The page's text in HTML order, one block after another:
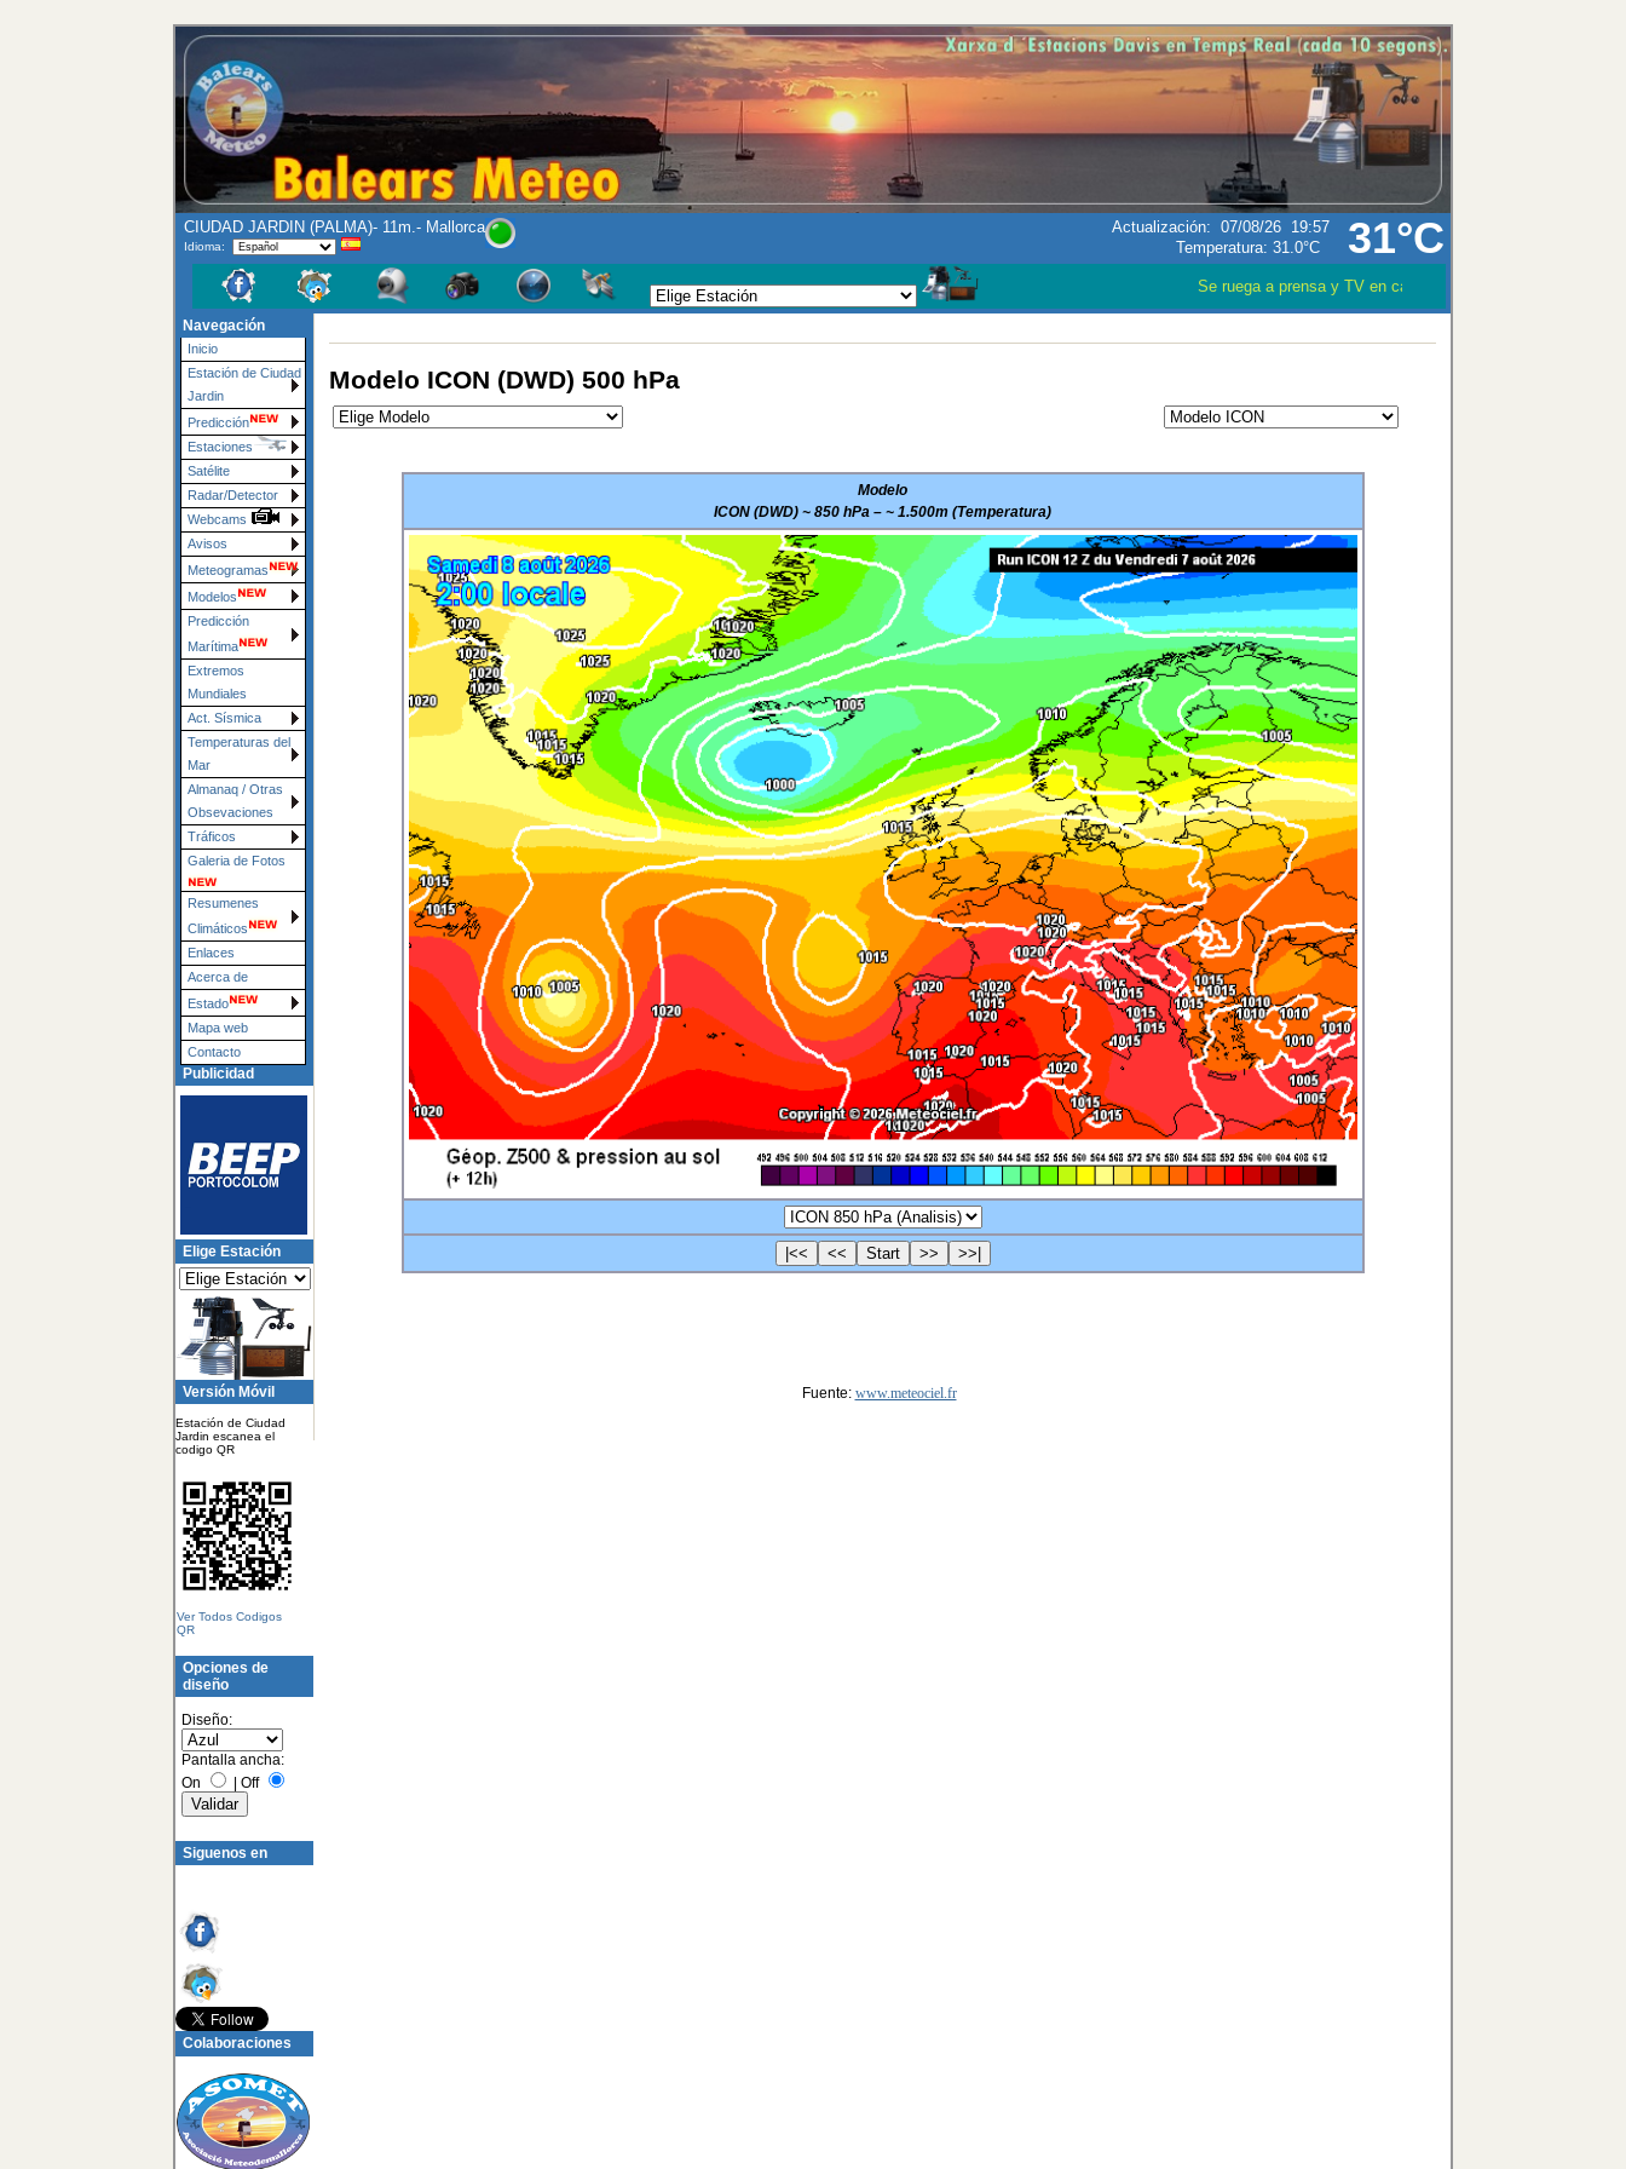
31°C
CIUDAD JARDIN (PALMA)- 11m.- Mallorca
Idioma:
Actualización: 07/08/26 19:57
Temperatura: 31.0°C
Se ruega a prensa y TV en caso que utilizen los datos
Navegación
Inicio
Estación de Ciudad
Jardin
Predicción
Estaciones
Satélite
Radar/Detector
Webcams
Avisos
Meteogramas
Modelos
Predicción
Marítima
Extremos
Mundiales
Act. Sísmica
Temperaturas del
Mar
Almanaq / Otras
Obsevaciones
Tráficos
Galeria de Fotos
Resumenes
Climáticos
Enlaces
Acerca de
Estado
Mapa web
Contacto
Publicidad
Elige Estación
Versión Móvil
Estación de Ciudad
Jardin escanea el
codigo QR
Ver Todos Codigos
QR
Opciones de
diseño
Diseño:
Pantalla ancha:
On
Off
Siguenos en
Colaboraciones
Modelo ICON (DWD) 500 hPa
Modelo
ICON (DWD) ~ 850 hPa – ~ 1.500m (Temperatura)
Fuente: www.meteociel.fr